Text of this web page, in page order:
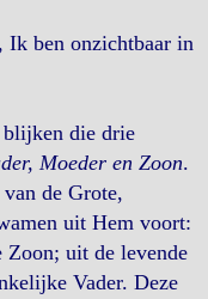
ben onzichtbaar in
blijken die drie
Moeder en Zoon.
de Grote,
uit Hem voort:
Zoon; uit de levende
Vader. Deze